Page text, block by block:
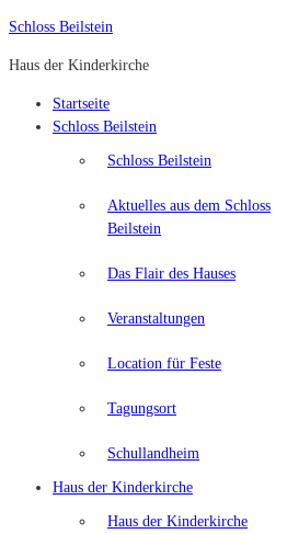
Schloss Beilstein
Haus der Kinderkirche
Startseite
Schloss Beilstein
Schloss Beilstein
Aktuelles aus dem Schloss
Beilstein
Das Flair des Hauses
Veranstaltungen
Location für Feste
Tagungsort
Schullandheim
Haus der Kinderkirche
Haus der Kinderkirche